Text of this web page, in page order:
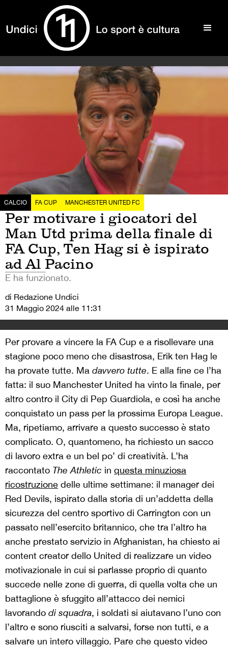
CALCIO FA CUP MANCHESTER UNITED FC
Per motivare i giocatori del
Man Utd prima della finale di
FA Cup, Ten Hag si è ispirato
ad Al Pacino
E ha funzionato.
di Redazione Undici
31 Maggio 2024 alle 11:31
Per provare a vincere la FA Cup e a risollevare una
stagione poco meno che disastrosa, Erik ten Hag le
ha provate tutte. Ma davvero tutte. E alla fine ce l’ha
fatta: il suo Manchester United ha vinto la finale, per
altro contro il City di Pep Guardiola, e così ha anche
conquistato un pass per la prossima Europa League.
Ma, ripetiamo, arrivare a questo successo è stato
complicato. O, quantomeno, ha richiesto un sacco
di lavoro extra e un bel po’ di creatività. L’ha
raccontato The Athletic in questa minuziosa
ricostruzione delle ultime settimane: il manager dei
Red Devils, ispirato dalla storia di un’addetta della
sicurezza del centro sportivo di Carrington con un
passato nell’esercito britannico, che tra l’altro ha
anche prestato servizio in Afghanistan, ha chiesto ai
content creator dello United di realizzare un video
motivazionale in cui si parlasse proprio di quanto
succede nelle zone di guerra, di quella volta che un
battaglione è sfuggito all’attacco dei nemici
lavorando di squadra, i soldati si aiutavano l’uno con
l’altro e sono riusciti a salvarsi, forse non tutti, e a
salvare un intero villaggio. Pare che questo video